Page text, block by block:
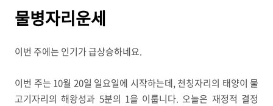
물병자리운세
이번 주에는 인기가 급상승하네요.
이번 주는 10월 20일 일요일에 시작하는데, 천칭자리의 태양이 물
고기자리의 해왕성과 5분의 1을 이룹니다. 오늘은 재정적 결정